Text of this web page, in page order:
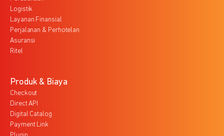
Logistik
Layanan Finansial
Perjalanan & Perhotelan
Asuransi
Ritel
Produk & Biaya
Checkout
Direct API
Digital Catalog
Payment Link